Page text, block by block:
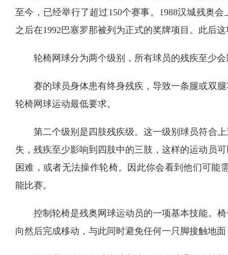
至今，已经举行了超过150个赛事。1988汉城残奥
之后在1992巴塞罗那被列为正式的奖牌项目。此后
轮椅网球分为两个级别，所有球员的残疾至少
赛的球员身体患有终身残疾，导致一条腿或双
轮椅网球运动最低要求。
第二个级别是四肢残疾级。这一级别球员符合
失，残疾至少影响到四肢中的三肢，这样的运动员
困难，或者无法操作轮椅。因此你会看到他们可能
能比赛。
控制轮椅是残奥网球运动员的一项基本技能。
向然后完成移动，与此同时避免任何一只脚接触地